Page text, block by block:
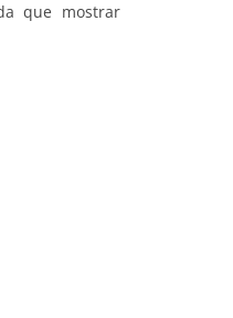
que mostrar